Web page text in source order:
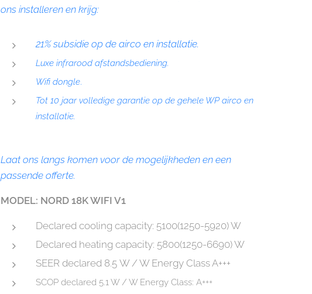
ons installeren en krijg:
21% subsidie op de airco en installatie.
Luxe infrarood afstandsbediening.
Wifi dongle.
Tot 10 jaar volledige garantie op de gehele WP airco en
installatie.
Laat ons langs komen voor de mogelijkheden en een
passende offerte.
MODEL: NORD 18K WIFI V1
Declared cooling capacity: 5100(1250-5920) W
Declared heating capacity: 5800(1250-6690) W
SEER declared 8.5 W / W Energy ClassA+++
SCOP declared 5.1 W / W Energy Class: A+++